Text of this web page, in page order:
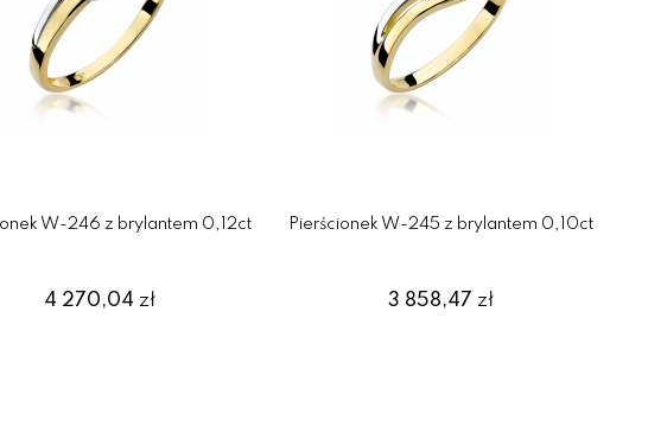
W-246 z brylantem 0,12ct
4 270,04 zł
Pierścionek W-245 z brylantem 0,10ct
3 858,47zł